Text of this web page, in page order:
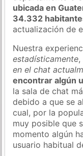
ubicada en
34.332
actualización de
Nuestra
estadísticamente,
en el chat
encontrar algún
la sala de chat
debido a que se
cual, por la
muy posible que
momento algún
usuario habitual